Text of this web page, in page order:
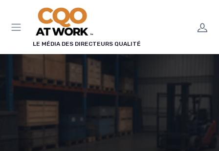
LE MÉDIA DES DIRECTEURS QUALITÉ
Panneau de gestion des cookies